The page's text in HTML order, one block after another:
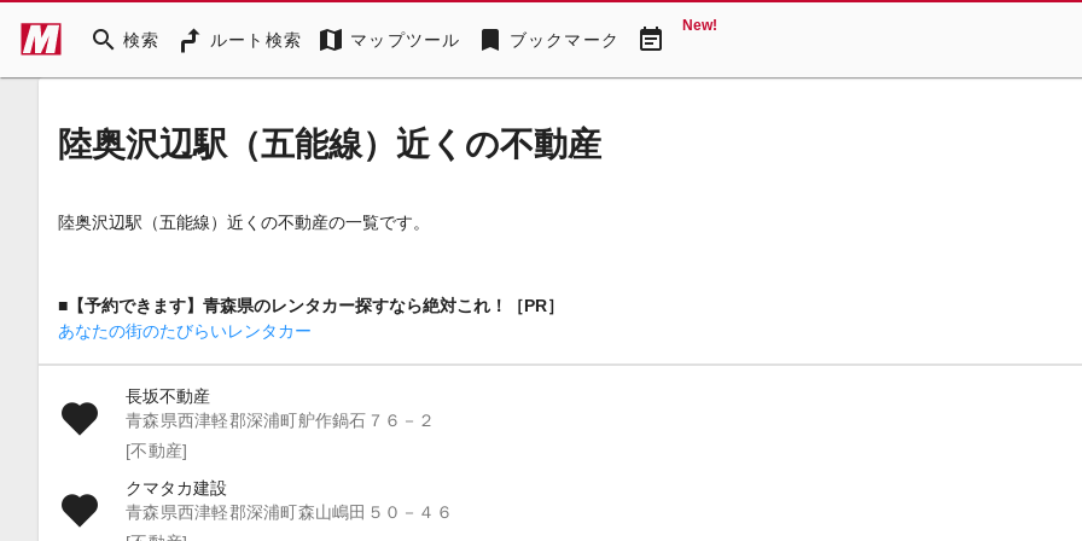
search 検索 ルート検索 map マップツール bookmark ブックマーク event_note New!
陸奥沢辺駅（五能線）近くの不動産
陸奥沢辺駅（五能線）近くの不動産の一覧です。
■【予約できます】青森県のレンタカー探すなら絶対これ！［PR］
あなたの街のたびらいレンタカー
長坂不動産
青森県西津軽郡深浦町舮作鍋石７６－２
[不動産]
クマタカ建設
青森県西津軽郡深浦町森山嶋田５０－４６